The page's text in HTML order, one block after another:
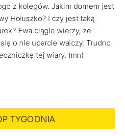
z kolegów. Jakim domem jest
Hołuszko? I czy jest taką
Ewa ciągle wierzy, że
o nie uparcie walczy. Trudno
tej wiary. (mn)
TYGODNIA